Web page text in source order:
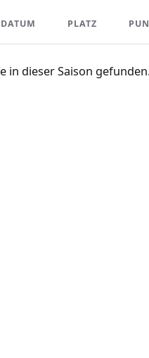
DATUM PLATZ
in dieser Saison